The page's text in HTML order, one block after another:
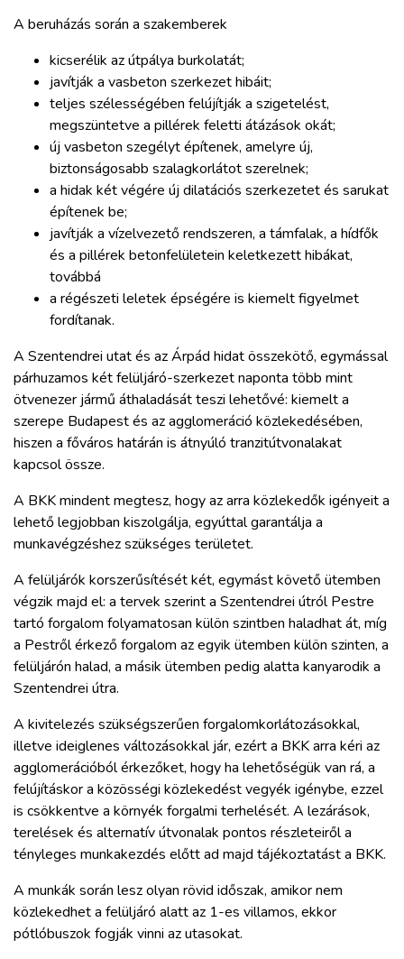
A beruházás során a szakemberek
kicserélik az útpálya burkolatát;
javítják a vasbeton szerkezet hibáit;
teljes szélességében felújítják a szigetelést,
megszüntetve a pillérek feletti átázások okát;
új vasbeton szegélyt építenek, amelyre új,
biztonságosabb szalagkorlátot szerelnek;
a hidak két végére új dilatációs szerkezetet és sarukat
építenek be;
javítják a vízelvezető rendszeren, a támfalak, a hídfők
és a pillérek betonfelületein keletkezett hibákat,
továbbá
a régészeti leletek épségére is kiemelt figyelmet
fordítanak.
A Szentendrei utat és az Árpád hidat összekötő, egymással
párhuzamos két felüljáró-szerkezet naponta több mint
ötvenezer jármű áthaladását teszi lehetővé: kiemelt a
szerepe Budapest és az agglomeráció közlekedésében,
hiszen a főváros határán is átnyúló tranzitútvonalakat
kapcsol össze.
A BKK mindent megtesz, hogy az arra közlekedők igényeit a
lehető legjobban kiszolgálja, egyúttal garantálja a
munkavégzéshez szükséges területet.
A felüljárók korszerűsítését két, egymást követő ütemben
végzik majd el: a tervek szerint a Szentendrei útról Pestre
tartó forgalom folyamatosan külön szintben haladhat át, míg
a Pestről érkező forgalom az egyik ütemben külön szinten, a
felüljárón halad, a másik ütemben pedig alatta kanyarodik a
Szentendrei útra.
A kivitelezés szükségszerűen forgalomkorlátozásokkal,
illetve ideiglenes változásokkal jár, ezért a BKK arra kéri az
agglomerációból érkezőket, hogy ha lehetőségük van rá, a
felújításkor a közösségi közlekedést vegyék igénybe, ezzel
is csökkentve a környék forgalmi terhelését. A lezárások,
terelések és alternatív útvonalak pontos részleteiről a
tényleges munkakezdés előtt ad majd tájékoztatást a BKK.
A munkák során lesz olyan rövid időszak, amikor nem
közlekedhet a felüljáró alatt az 1-es villamos, ekkor
pótlóbuszok fogják vinni az utasokat.